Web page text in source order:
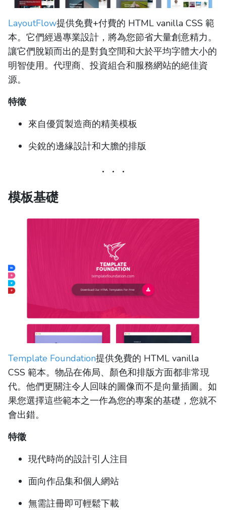
LayoutFlow提供免費+付費的 HTML vanilla CSS 範
本。它們經過專業設計，將為您節省大量創意精力。
讓它們脫穎而出的是對負空間和大於平均字體大小的
明智使用。代理商、投資組合和服務網站的絕佳資
源。
特徵
來自優質製造商的精美模板
尖銳的邊緣設計和大膽的排版
模板基礎
Template Foundation提供免費的 HTML vanilla
CSS 範本。物品在佈局、顏色和排版方面都非常現
代。他們更關注令人回味的圖像而不是向量插圖。如
果您選擇這些範本之一作為您的專案的基礎，您就不
會出錯。
特徵
現代時尚的設計引人注目
面向作品集和個人網站
無需註冊即可輕鬆下載